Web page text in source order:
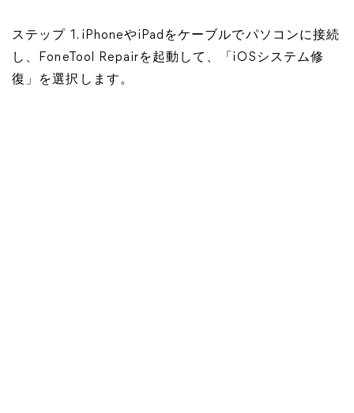
ステップ 1. iPhoneやiPadをケーブルでパソコンに接続
し、FoneTool Repairを起動して、「iOSシステム修
復」を選択します。